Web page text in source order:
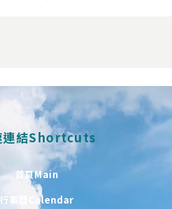
連結Shortcuts
首頁Main
行事曆Calendar